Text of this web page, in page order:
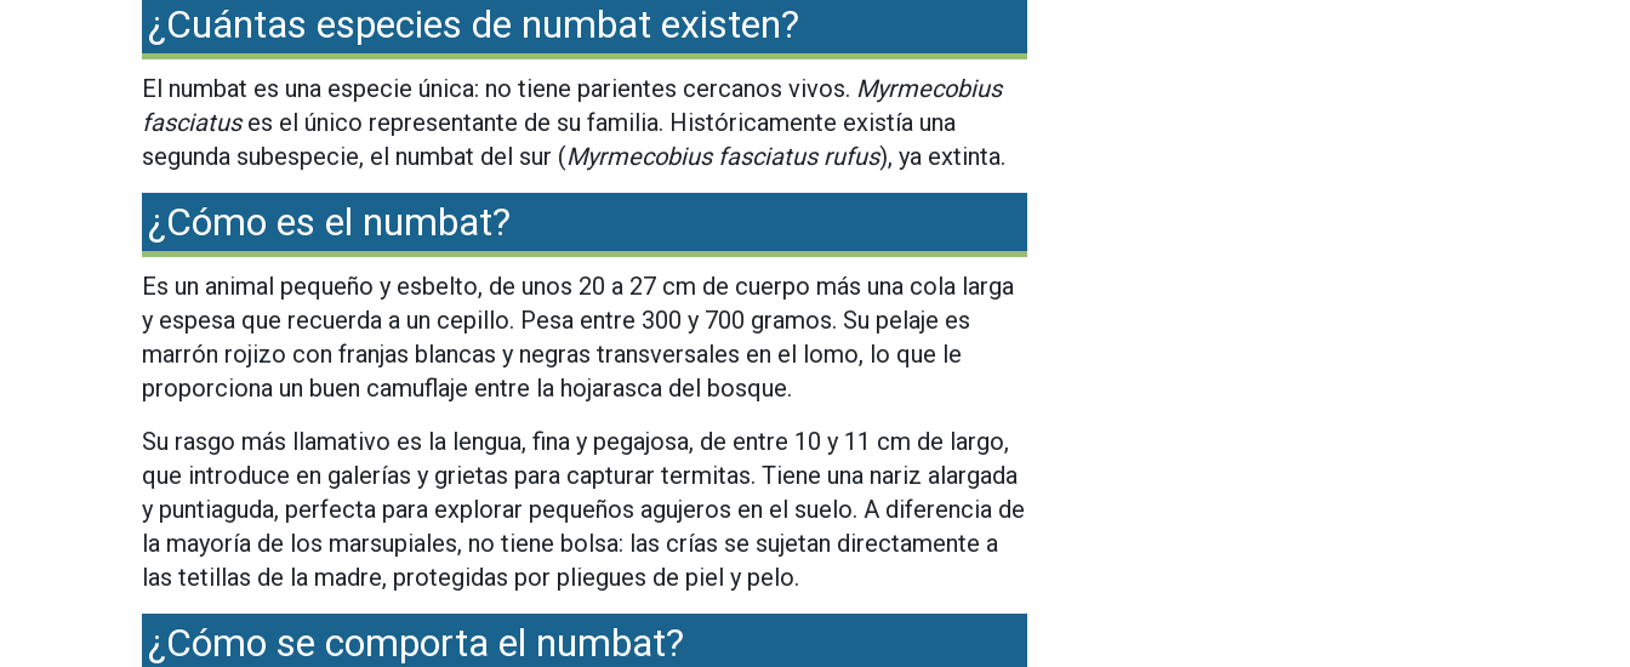
¿Cuántas especies de numbat existen?
El numbat es una especie única: no tiene parientes cercanos vivos. Myrmecobius
fasciatuses el único representante de su familia. Históricamente existía una
segunda subespecie, el numbat del sur (Myrmecobius fasciatus rufus), ya extinta.
¿Cómo es el numbat?
Es un animal pequeño y esbelto, de unos 20 a 27 cm de cuerpo más una cola larga
y espesa que recuerda a un cepillo. Pesa entre 300 y 700 gramos. Su pelaje es
marrón rojizo con franjas blancas y negras transversales en el lomo, lo que le
proporciona un buen camuflaje entre la hojarasca del bosque.
Su rasgo más llamativo es la lengua, fina y pegajosa, de entre 10 y 11 cm de largo,
que introduce en galerías y grietas para capturar termitas. Tiene una nariz alargada
y puntiaguda, perfecta para explorar pequeños agujeros en el suelo. A diferencia de
la mayoría de los marsupiales, no tiene bolsa: las crías se sujetan directamente a
las tetillas de la madre, protegidas por pliegues de piel y pelo.
¿Cómo se comporta el numbat?